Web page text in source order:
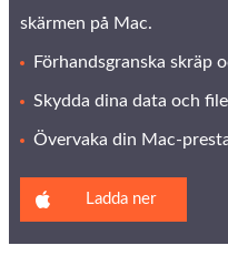
skärmen på Mac.
Förhandsgranska skräp
Skydda dina data och
Övervaka din Mac-
Ladda ner